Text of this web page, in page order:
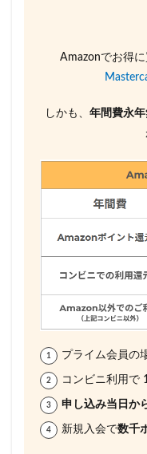
Amazonでお得に
しかも、 年間費永
プライム会員の
コンビニ利用で
申し込み当日か
新規入会で数千